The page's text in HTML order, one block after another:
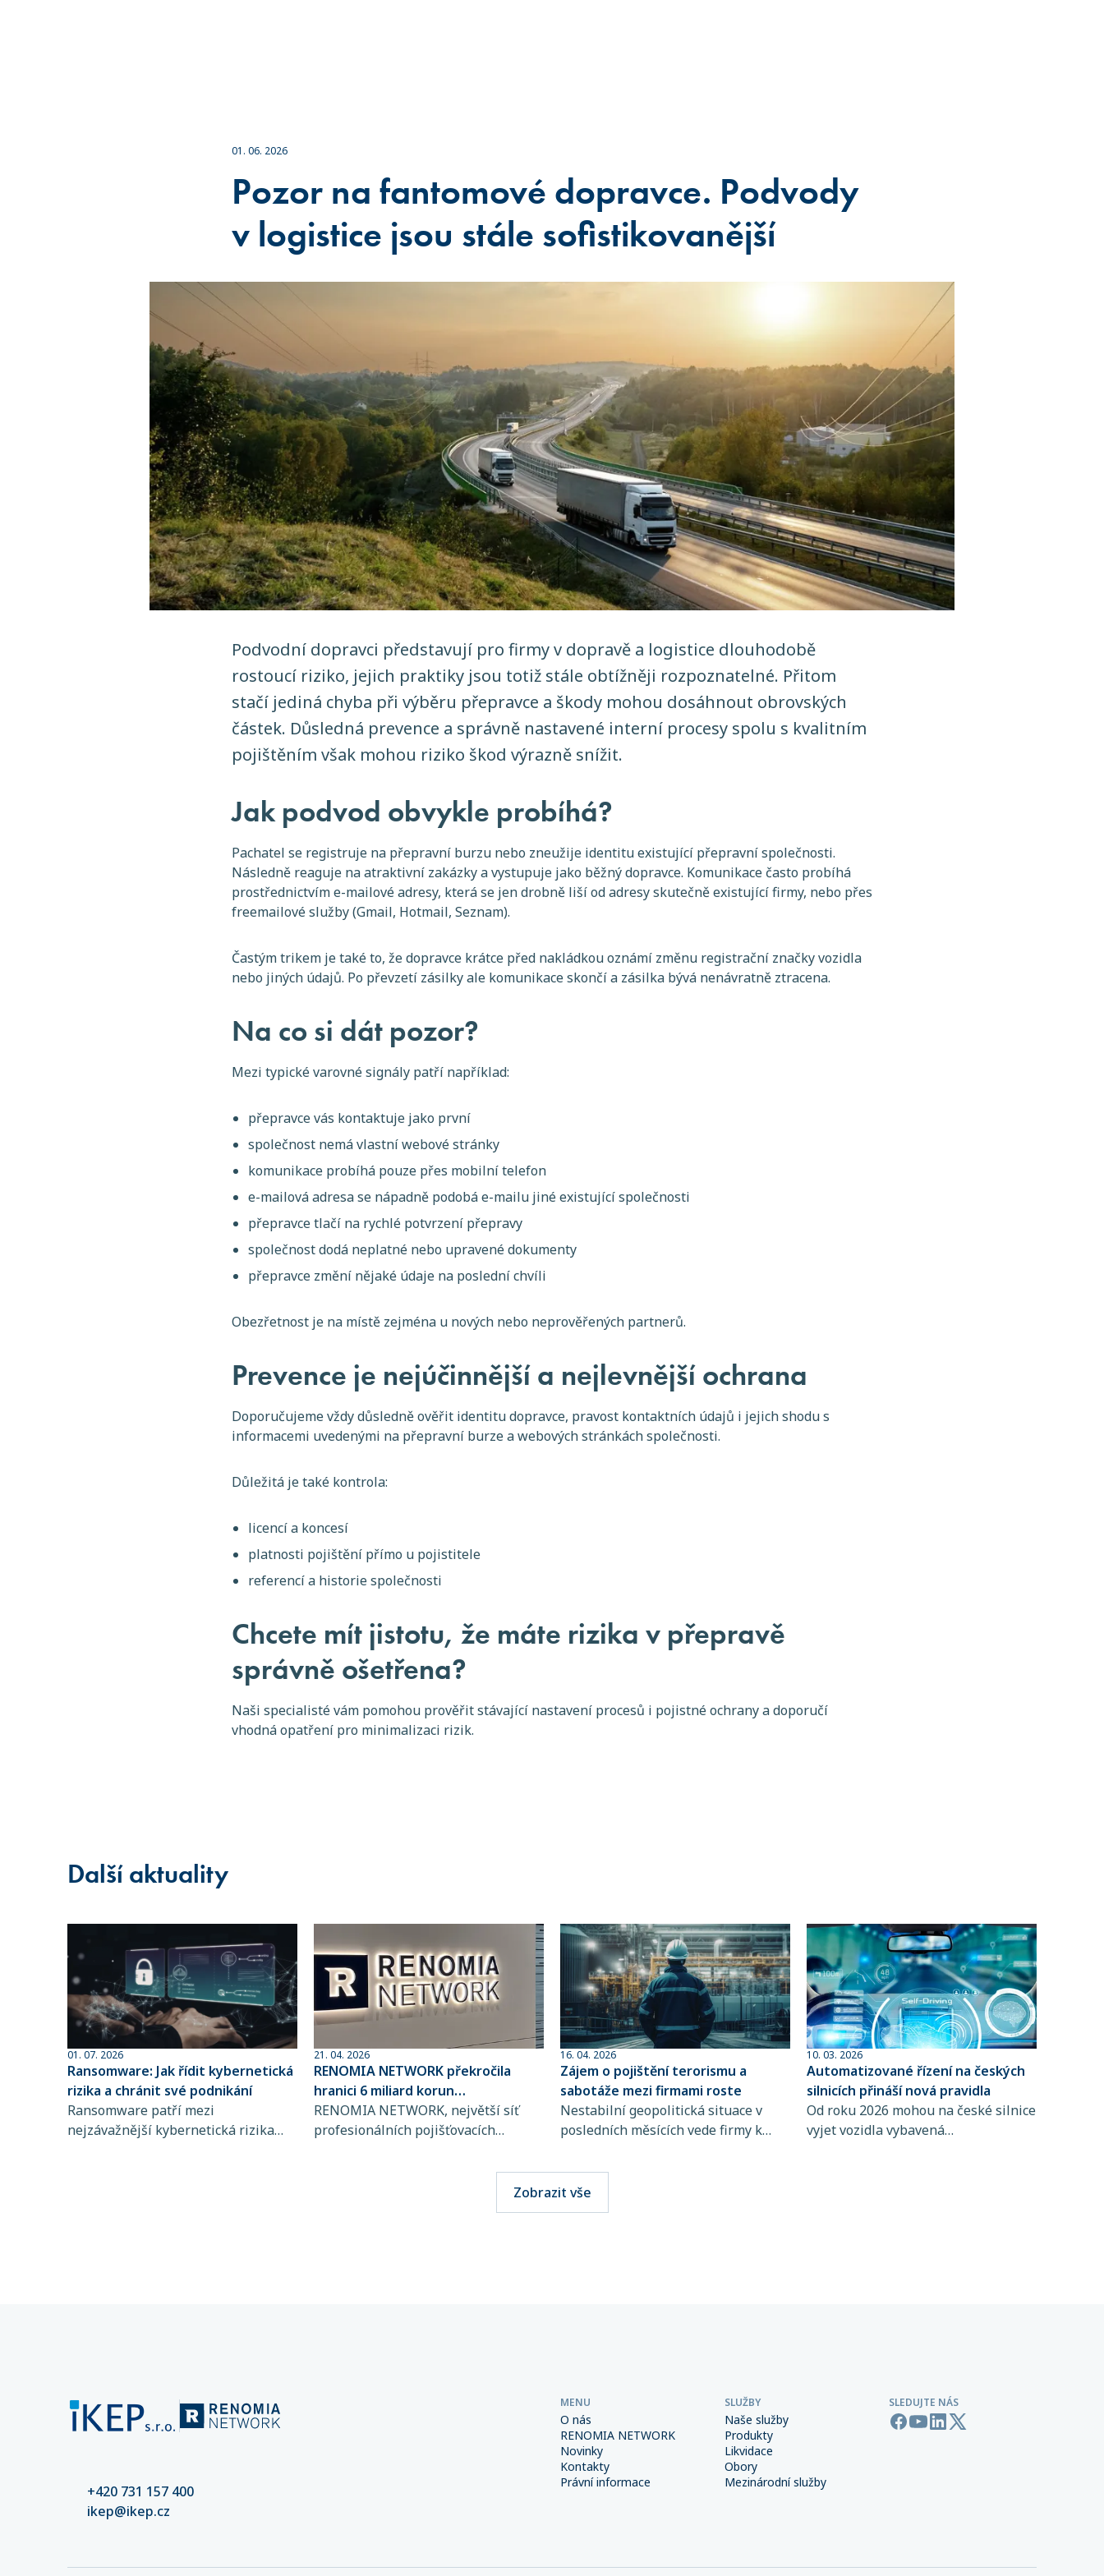
01. 06. 2026
Pozor na fantomové dopravce. Podvody
v logistice jsou stále sofistikovanější
Podvodní dopravci představují pro firmy v dopravě a logistice dlouhodobě
rostoucí riziko, jejich praktiky jsou totiž stále obtížněji rozpoznatelné. Přitom
stačí jediná chyba při výběru přepravce a škody mohou dosáhnout obrovských
částek. Důsledná prevence a správně nastavené interní procesy spolu s kvalitním
pojištěním však mohou riziko škod výrazně snížit.
Jak podvod obvykle probíhá?
Pachatel se registruje na přepravní burzu nebo zneužije identitu existující přepravní společnosti.
Následně reaguje na atraktivní zakázky a vystupuje jako běžný dopravce. Komunikace často probíhá
prostřednictvím e-mailové adresy, která se jen drobně liší od adresy skutečně existující firmy, nebo přes
freemailové služby (Gmail, Hotmail, Seznam).
Častým trikem je také to, že dopravce krátce před nakládkou oznámí změnu registrační značky vozidla
nebo jiných údajů. Po převzetí zásilky ale komunikace skončí a zásilka bývá nenávratně ztracena.
Na co si dát pozor?
Mezi typické varovné signály patří například:
přepravce vás kontaktuje jako první
společnost nemá vlastní webové stránky
komunikace probíhá pouze přes mobilní telefon
e-mailová adresa se nápadně podobá e-mailu jiné existující společnosti
přepravce tlačí na rychlé potvrzení přepravy
společnost dodá neplatné nebo upravené dokumenty
přepravce změní nějaké údaje na poslední chvíli
Obezřetnost je na místě zejména u nových nebo neprověřených partnerů.
Prevence je nejúčinnější a nejlevnější ochrana
Doporučujeme vždy důsledně ověřit identitu dopravce, pravost kontaktních údajů i jejich shodu s
informacemi uvedenými na přepravní burze a webových stránkách společnosti.
Důležitá je také kontrola:
licencí a koncesí
platnosti pojištění přímo u pojistitele
referencí a historie společnosti
Chcete mít jistotu, že máte rizika v přepravě
správně ošetřena?
Naši specialisté vám pomohou prověřit stávající nastavení procesů i pojistné ochrany a doporučí
vhodná opatření pro minimalizaci rizik.
Další aktuality
01. 07. 2026
Ransomware: Jak řídit kybernetická
rizika a chránit své podnikání
Ransomware patří mezi
nejzávažnější kybernetická rizika
21. 04. 2026
RENOMIA NETWORK překročila
hranici 6 miliard korun
spravovaného pojistného
RENOMIA NETWORK, největší síť
profesionálních pojišťovacích
pojistného, které svým klientům
16. 04. 2026
Zájem o pojištění terorismu a
sabotáže mezi firmami roste
Nestabilní geopolitická situace v
posledních měsících vede firmy k
popředí se tak dostává i pojištění
terorismu a sabotáže, které
zpravidla není standardní součástí
10. 03. 2026
Automatizované řízení na českých
silnicích přináší nová pravidla
Od roku 2026 mohou na české silnice
vyjet vozidla vybavená
Zobrazit vše
+420 731 157 400
ikep@ikep.cz
MENU
O nás
RENOMIA NETWORK
Novinky
Kontakty
Právní informace
SLUŽBY
Naše služby
Produkty
Likvidace
Obory
Mezinárodní služby
SLEDUJTE NÁS